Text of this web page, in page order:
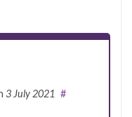
3 July 2021 #